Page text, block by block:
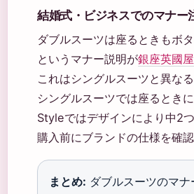
結婚式・ビジネスでのマナー
ダブルスーツは座るときもボ
というマナー説明が銀座英國
これはシングルスーツと異なる
シングルスーツでは座るとき
Styleではデザインにより中2
購入前にブランドの仕様を確
まとめ: ダブルスーツのマ